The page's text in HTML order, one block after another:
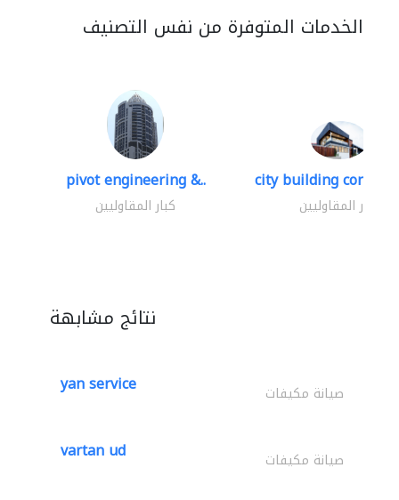
الخدمات المتوفرة من نفس التصنيف
pivot engineering &..
كبار المقاوليين
city building
كبار المقاوليين
نتائج مشابهة
yan service صيانة مكيفات
vartan ud صيانة مكيفات